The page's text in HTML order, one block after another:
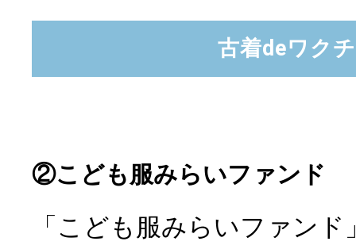
古着deワク
②こども服みらいファンド
「こども服みらいファン